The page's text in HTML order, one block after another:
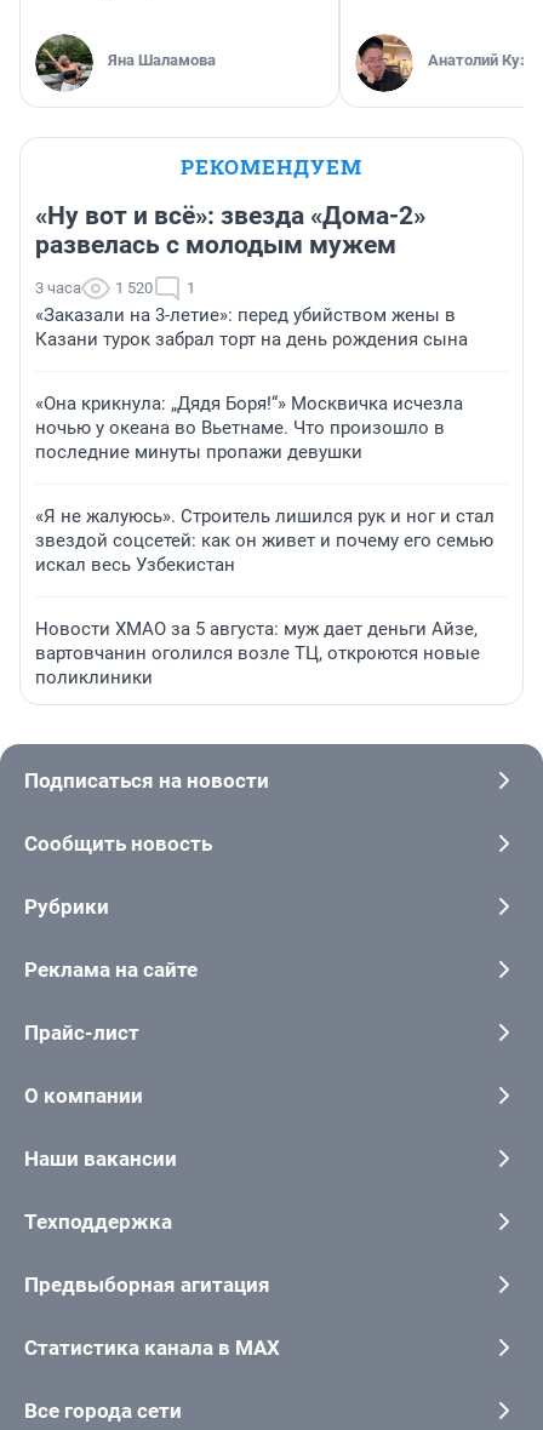
Яна Шаламова Анатолий
РЕКОМЕНДУЕМ
«Ну вот и всё»: звезда «Дома-2»
развелась с молодым мужем
3 часа 1 520 1
«Заказали на 3-летие»: перед убийством жены в
Казани турок забрал торт на день рождения сына
«Она крикнула: „Дядя Боря!“» Москвичка исчезла
ночью у океана во Вьетнаме. Что произошло в
последние минуты пропажи девушки
«Я не жалуюсь». Строитель лишился рук и ног и стал
звездой соцсетей: как он живет и почему его семью
искал весь Узбекистан
Новости ХМАО за 5 августа: муж дает деньги Айзе,
вартовчанин оголился возле ТЦ, откроются новые
поликлиники
Подписаться на новости
Сообщить новость
Рубрики
Реклама на сайте
Прайс-лист
О компании
Наши вакансии
Техподдержка
Предвыборная агитация
Статистика канала в MAX
Все города сети